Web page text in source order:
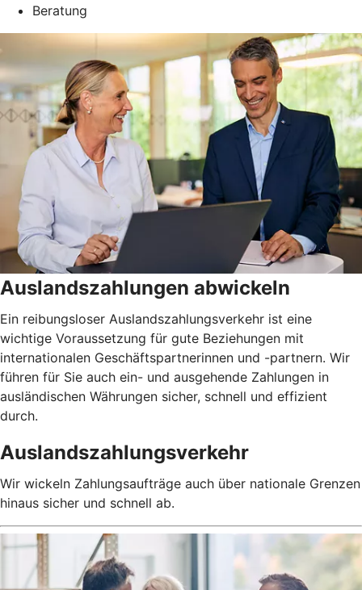
Beratung
Auslandszahlungen abwickeln
Ein reibungsloser Auslandszahlungsverkehr ist eine
wichtige Voraussetzung für gute Beziehungen mit
internationalen Geschäftspartnerinnen und -partnern. Wir
führen für Sie auch ein- und ausgehende Zahlungen in
ausländischen Währungen sicher, schnell und effizient
durch.
Auslandszahlungsverkehr
Wir wickeln Zahlungsaufträge auch über nationale Grenzen
hinaus sicher und schnell ab.